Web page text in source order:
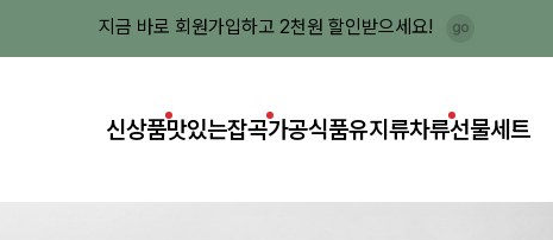
지금 바로 회원가입하고 2천원 할인받으세요!
신상품맛있는잡곡가공식품유지류차류선물세트